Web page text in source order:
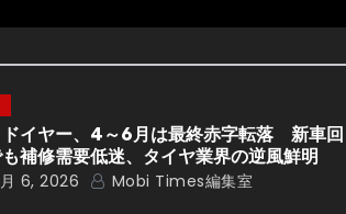
ドイヤー、4～6月は最終赤字転落 新車回
補修需要低迷、タイヤ業界の逆風鮮明
6, 2026 Mobi Times編集室